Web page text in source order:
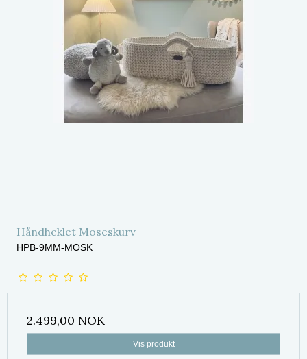
Håndheklet Moseskurv
HPB-9MM-MOSK
2.499,00 NOK
Vis produkt